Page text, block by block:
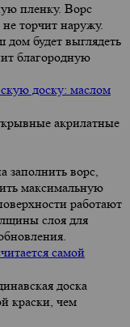
пленку. Ворс
торчит наружу.
будет выглядеть
благородную
доску: маслом
акрилатные
заполнить ворс,
максимальную
работают
слоя для
самой
доска
краски, чем